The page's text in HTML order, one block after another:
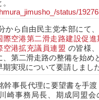
status/
から自由民主党本部にて
際空港第二滑走路建設促
空港拡充議員連盟 の皆様
、第二滑走路の整備を始め
期実現について要請しまし
事長代理に要望書を手
崎事務局長、期成同盟